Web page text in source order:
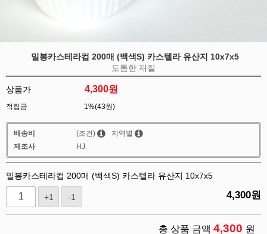
밀봉카스테라컵 200매 (백색S) 카스텔라 유산지 10x7x5
도톰한 재질
상품가 4,300원
적립금 1%(43원)
배송비 (조건)
지역별
제조사
HJ
밀봉카스테라컵 200매 (백색S) 카스텔라 유산지 10x7x5
+1 -1 4,300원
총 상품 금액 4,300 원